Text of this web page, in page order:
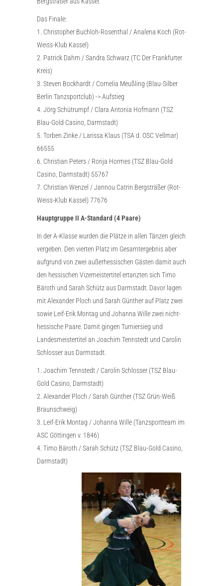
Das Finale:
1. Christopher Buchloh-Rosenthal / Analena Koch (Rot-
Weiss-Klub Kassel)
2. Patrick Dahm / Sandra Schwarz (TC Der Frankfurter
Kreis)
3. Steven Bockhardt / Cornelia Meußling (Blau-Silber
Berlin Tanzsportclub) -> Aufstieg
4. Jörg Schütrumpf / Clara Antonia Hofmann (TSZ
Blau-Gold Casino, Darmstadt)
5. Torben Zinke / Larissa Klaus (TSA d. OSC Vellmar)
66555
6. Christian Peters / Ronja Hormes (TSZ Blau-Gold
Casino, Darmstadt) 55767
7. Christian Wenzel / Jannou Catrin Bergsträßer (Rot-
Weiss-Klub Kassel) 77676
Hauptgruppe II A-Standard (4 Paare)
In der A-Klasse wurden die Plätze in allen Tänzen gleich
vergeben. Den vierten Platz im Gesamtergebnis aber
aufgrund von zwei außerhessischen Gästen damit auch
den hessischen Vizemeistertitel ertanzten sich Timo
Bäroth und Sarah Schütz aus Darmstadt. Davor lagen
mit Alexander Ploch und Sarah Günther auf Platz zwei
sowie Leif-Erik Montag und Johanna Wille zwei nicht-
hessische Paare. Damit gingen Turniersieg und
Landesmeistertitel an Joachim Tennstedt und Carolin
Schlosser aus Darmstadt.
1. Joachim Tennstedt / Carolin Schlosser (TSZ Blau-
Gold Casino, Darmstadt)
2. Alexander Ploch / Sarah Günther (TSZ Grün-Weiß
Braunschweig)
3. Leif-Erik Montag / Johanna Wille (Tanzsportteam im
ASC Göttingen v. 1846)
4. Timo Bäroth / Sarah Schütz (TSZ Blau-Gold Casino,
Darmstadt)